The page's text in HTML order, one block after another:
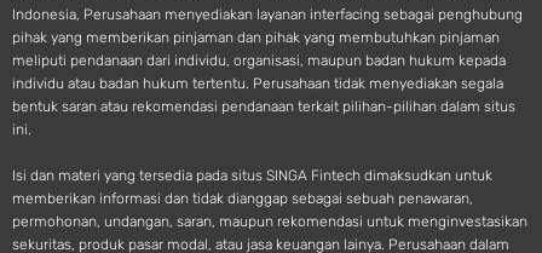
Indonesia, Perusahaan menyediakan layanan interfacing sebagai penghubung
pihak yang memberikan pinjaman dan pihak yang membutuhkan pinjaman
meliputi pendanaan dari individu, organisasi, maupun badan hukum kepada
individu atau badan hukum tertentu. Perusahaan tidak menyediakan segala
bentuk saran atau rekomendasi pendanaan terkait pilihan-pilihan dalam situs
ini.
Isi dan materi yang tersedia pada situs SINGA Fintech dimaksudkan untuk
memberikan informasi dan tidak dianggap sebagai sebuah penawaran,
permohonan, undangan, saran, maupun rekomendasi untuk menginvestasikan
sekuritas, produk pasar modal, atau jasa keuangan lainya. Perusahaan dalam